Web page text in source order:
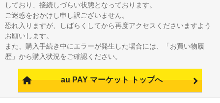
しており、接続しづらい状態となっております。
ご迷惑をおかけし申し訳ございません。
恐れ入りますが、しばらくしてから再度アクセスくださいますよう
お願いします。
また、購入手続き中にエラーが発生した場合には、「お買い物履
歴」から購入状況をご確認ください。
au PAY マーケット トップへ